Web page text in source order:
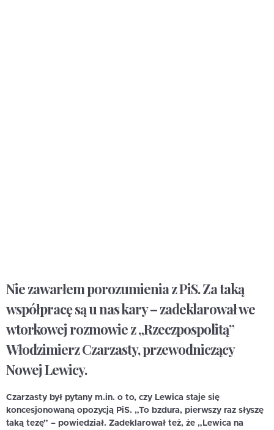
Nie zawarłem porozumienia z PiS. Za taką
współpracę są u nas kary – zadeklarował we
wtorkowej rozmowie z „Rzeczpospolitą”
Włodzimierz Czarzasty, przewodniczący
Nowej Lewicy.
Czarzasty był pytany m.in. o to, czy Lewica staje się
koncesjonowaną opozycją PiS. „To bzdura, pierwszy raz słyszę
taką tezę” – powiedział. Zadeklarował też, że „Lewica na